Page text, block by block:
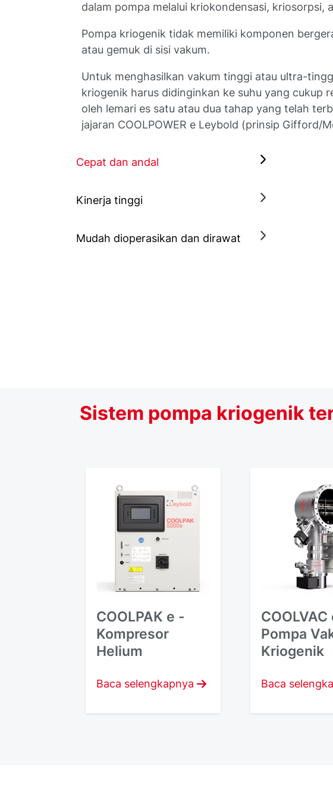
dalam pompa melalui kriokondensasi, kriosorpsi,
Pompa kriogenik tidak memiliki komponen
atau gemuk di sisi vakum.
Untuk menghasilkan vakum tinggi atau ultra-
kriogenik harus didinginkan ke suhu yang cukup
oleh lemari es satu atau dua tahap yang telah
jajaran COOLPOWER e Leybold (prinsip Gifford/
Cepat dan andal
Kinerja tinggi
Mudah dioperasikan dan dirawat
Sistem pompa kriogenik
COOLPAK e -
Kompresor
Helium
Baca selengkapnya
COOLVAC
Pompa
Kriogenik
Baca